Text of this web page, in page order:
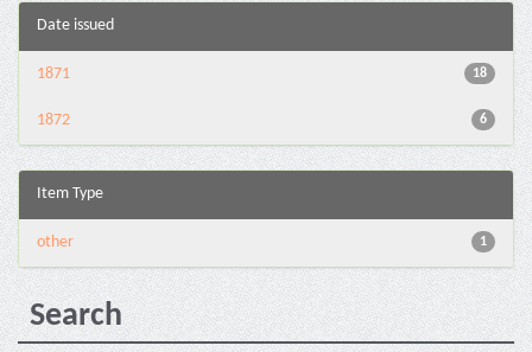
Date issued
18
1871
6
1872
Item Type
1
other
Search